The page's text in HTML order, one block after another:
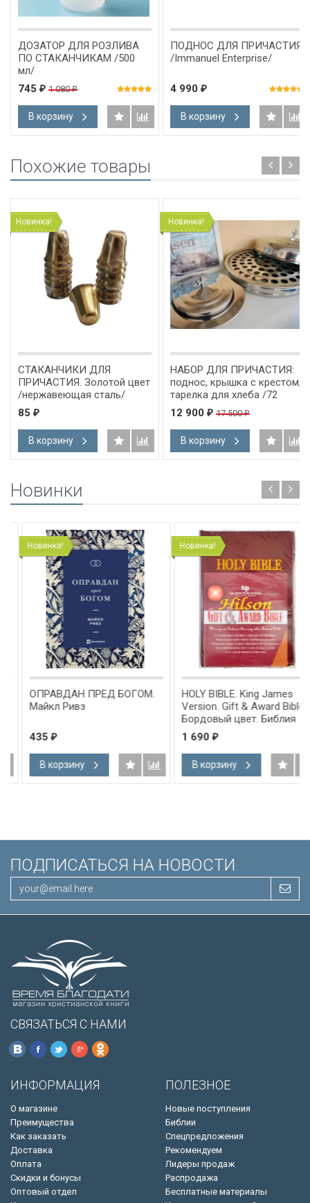
ДОЗАТОР ДЛЯ РОЗЛИВА
ПО СТАКАНЧИКАМ /500
мл/
745 ₽ 1 080₽
В корзину
ПОДНОС ДЛЯ ПРИЧАСТИЯ
/Immanuel Enterprise/
4 990 ₽
В корзину
Похожие товары
Новинка!
СТАКАНЧИКИ ДЛЯ
ПРИЧАСТИЯ. Золотой цвет
/нержавеющая сталь/
85 ₽
В корзину
Новинка!
НАБОР ДЛЯ ПРИЧАСТИЯ:
поднос, крышка с крестом,
тарелка для хлеба /72
стаканчика/
12 900 ₽ 17 500₽
В корзину
Новинки
Новинка!
ОПРАВДАН ПРЕД БОГОМ.
Майкл Ривз
435₽
В корзину
Новинка!
HOLY BIBLE. King James
Version. Gift & Award Bible.
Бордовый цвет. Библия
Короля Иакова на
английском языке.
Словарь, карты, закладка,
подарочная вкладка, слова
Иисуса выделены красным
1 690₽
В корзину
ПОДПИСАТЬСЯ НА НОВОСТИ
СВЯЗАТЬСЯ С НАМИ
ИНФОРМАЦИЯ
О магазине
Преимущества
Как заказать
Доставка
Оплата
Скидки и бонусы
Оптовый отдел
ПОЛЕЗНОЕ
Новые поступления
Библии
Спецпредложения
Рекомендуем
Лидеры продаж
Распродажа
Бесплатные материалы